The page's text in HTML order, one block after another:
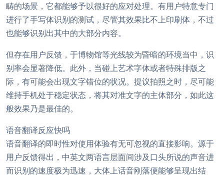
畴的场景，它都能够予以很好的应对处理。有用户特意专门
进行了手写体识别的测试，尽管其效果比不上印刷体，不过
也能够识别出其中的大部分内容。
但存在用户反馈，于博物馆等光线较为昏暗的环境当中，识
别率会显著降低。此外，当碰上艺术字体或者特殊排版之
际，有可能会出现文字错位的状况。提议拍照之时，尽可能
维持手机处于稳定状态，将其对准文字的主体部分，如此这
般效果乃是最佳的。
语音翻译反应快吗
语音翻译的即时性对使用体验有无可忽视的直接影响。源于
用户反馈得出，中英文两语言层面间涉及口头所说的声音进
而识别的速度极为迅速，大体上话音刚落便能够呈现出结